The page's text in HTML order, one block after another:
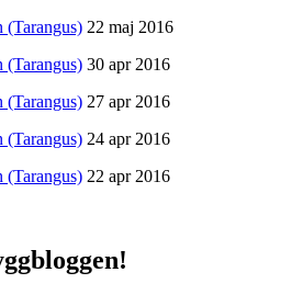
(Tarangus) 22 maj 2016
(Tarangus) 30 apr 2016
(Tarangus) 27 apr 2016
(Tarangus) 24 apr 2016
(Tarangus) 22 apr 2016